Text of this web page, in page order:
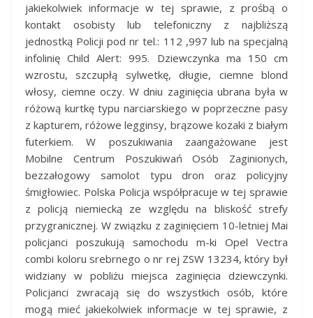
jakiekolwiek informacje w tej sprawie, z prośbą o
kontakt osobisty lub telefoniczny z najbliższą
jednostką Policji pod nr tel.: 112 ,997 lub na specjalną
infolinię Child Alert: 995. Dziewczynka ma 150 cm
wzrostu, szczupłą sylwetkę, długie, ciemne blond
włosy, ciemne oczy. W dniu zaginięcia ubrana była w
różową kurtkę typu narciarskiego w poprzeczne pasy
z kapturem, różowe legginsy, brązowe kozaki z białym
futerkiem. W poszukiwania zaangażowane jest
Mobilne Centrum Poszukiwań Osób Zaginionych,
bezzałogowy samolot typu dron oraz policyjny
śmigłowiec. Polska Policja współpracuje w tej sprawie
z policją niemiecką ze względu na bliskość strefy
przygranicznej. W związku z zaginięciem 10-letniej Mai
policjanci poszukują samochodu m-ki Opel Vectra
combi koloru srebrnego o nr rej ZSW 13234, który był
widziany w pobliżu miejsca zaginięcia dziewczynki.
Policjanci zwracają się do wszystkich osób, które
mogą mieć jakiekolwiek informacje w tej sprawie, z